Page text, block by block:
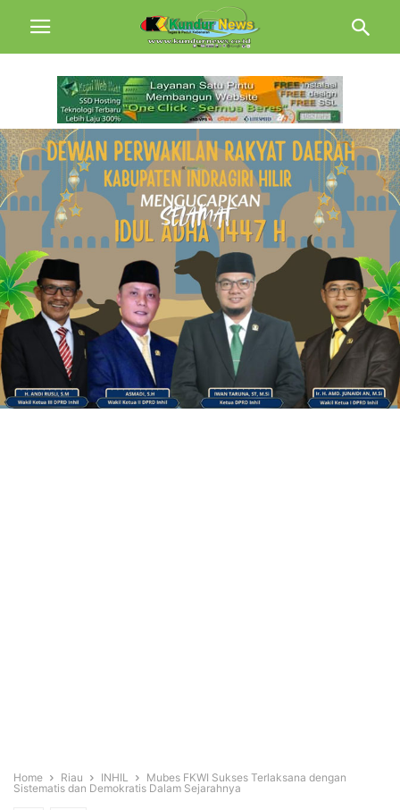
Home Riau INHIL
Mubes FKWI Sukses Terlaksana dengan
Sistematis dan Demokratis Dalam Sejarahnya